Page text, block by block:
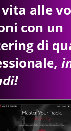
vita alle
con un
di